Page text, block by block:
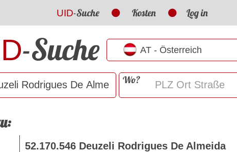
UID-Suche Kosten Log in
-Suche
Wo?
52.170.546 Deuzeli Rodrigues De Almeida